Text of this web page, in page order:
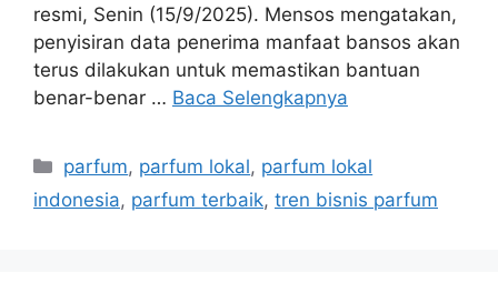
resmi, Senin (15/9/2025). Mensos mengatakan,
penyisiran data penerima manfaat bansos akan
terus dilakukan untuk memastikan bantuan
benar-benar … Baca Selengkapnya
Kategori
parfum, parfum lokal, parfum lokal
indonesia, parfum terbaik, tren bisnis parfum